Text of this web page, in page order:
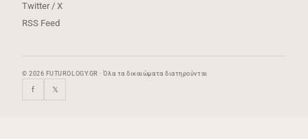
Twitter / X
RSS Feed
© 2026 FUTUROLOGY.GR · Όλα τα δικαιώματα διατηρούνται
f 𝕏